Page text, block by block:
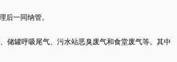
后一同纳管。
储罐呼吸尾气、污水站恶臭废气和食堂废气等。其中